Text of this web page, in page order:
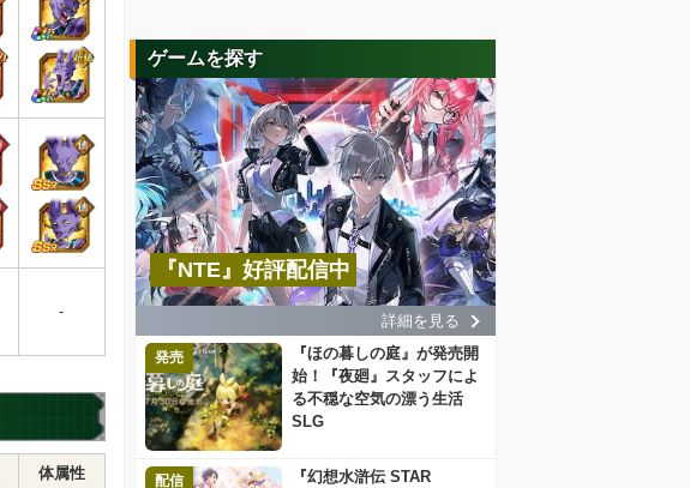
-
体属性
ゲームを探す
『NTE』好評配信中
詳細を見る
発売
『ほの暮しの庭』が発売開
始！『夜廻』スタッフによ
る不穏な空気の漂う生活
SLG
配信
『幻想水滸伝 STAR